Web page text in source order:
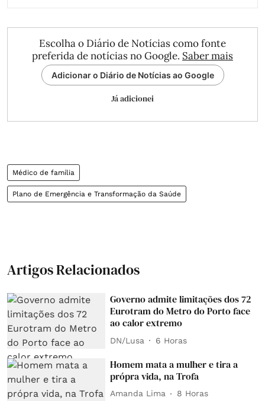
Escolha o Diário de Notícias como fonte
preferida de notícias no Google. Saber mais
Adicionar o Diário de Notícias ao Google
Já adicionei
Médico de família
Plano de Emergência e Transformação da Saúde
Artigos Relacionados
Governo admite limitações dos 72
Eurotram do Metro do Porto face
ao calor extremo
DN/Lusa 6 Horas
Homem mata a mulher e tira a
própra vida, na Trofa
Amanda Lima 8 Horas